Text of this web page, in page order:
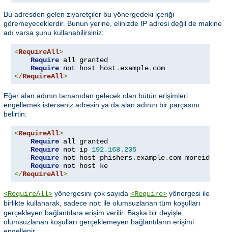
Bu adresden gelen ziyaretçiler bu yönergedeki içeriği
göremeyeceklerdir. Bunun yerine, elinizde IP adresi değil de makine
adı varsa şunu kullanabilirsiniz:
<RequireAll>
Require all granted
Require not host host . example.
</RequireAll>
Eğer alan adının tamanıdan gelecek olan bütün erişimleri
engellemek isterseniz adresin ya da alan adının bir parçasını
belirtin:
<RequireAll>
Require all granted
Require not ip 192.168. 205
Require not host phishers. example. com moreidiots
Require
</RequireAll>
<RequireAll> yönergesini çok sayıda <Require> yönergesi ile
birlikte kullanarak, sadece not ile olumsuzlanan tüm koşulları
gerçekleyen bağlantılara erişim verilir. Başka bir deyişle,
olumsuzlanan koşulları gerçeklemeyen bağlantıların erişimi